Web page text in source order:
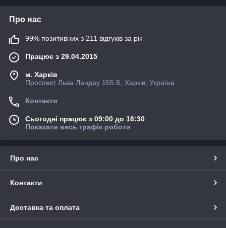
Про нас
99% позитивних з 211 відгуків за рік
Працює з 29.04.2015
м. Харків
Проспект Льва Ландау 155 Б, Харків, Україна
Контакти
Сьогодні працює з 09:00 до 16:30
Показати весь графік роботи
Про нас
Контакти
Доставка та оплата